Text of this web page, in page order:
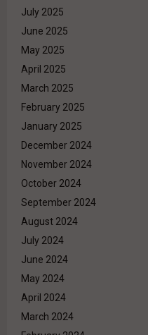
July 2025
June 2025
May 2025
April 2025
March 2025
February 2025
January 2025
December 2024
November 2024
October 2024
September 2024
August 2024
July 2024
June 2024
May 2024
April 2024
March 2024